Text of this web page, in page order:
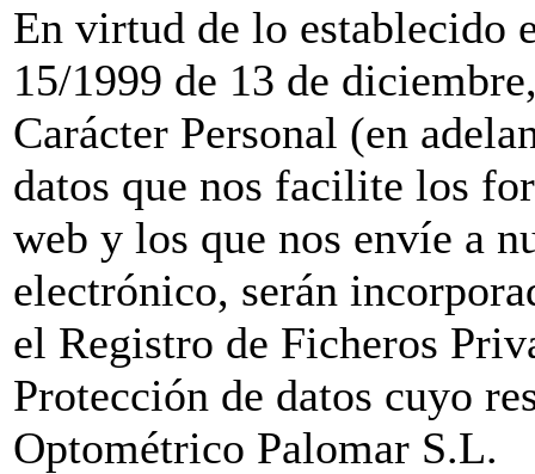
En virtud de lo establecido
15/1999 de 13 de
Carácter Personal (en
datos que nos facilite los
web y los que nos envíe a
electrónico, serán
el Registro de Ficheros
Protección de datos cuyo
Optométrico Palomar S.L.